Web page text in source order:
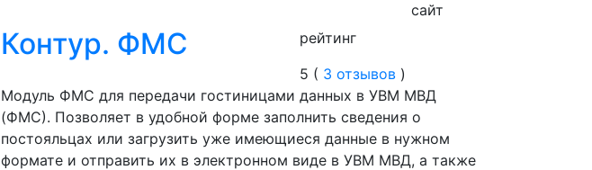
сайт
Контур. ФМС
рейтинг
5 ( 3 отзывов )
Модуль ФМС для передачи гостиницами данных в УВМ МВД
(ФМС). Позволяет в удобной форме заполнить сведения о
постояльцах или загрузить уже имеющиеся данные в нужном
формате и отправить их в электронном виде в УВМ МВД, а также